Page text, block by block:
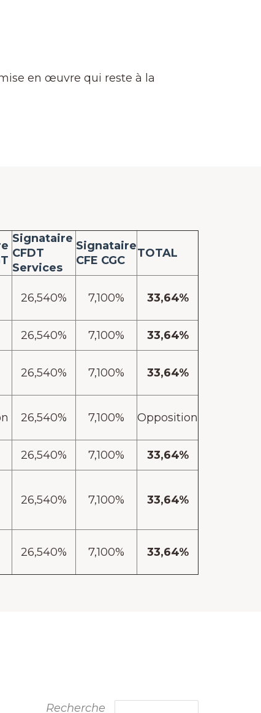
en œuvre qui reste à la
Signataire
CFDT
Services
Signataire
CFE CGC
TOTAL
26,540% 7,100% 33,64%
26,540% 7,100% 33,64%
26,540% 7,100% 33,64%
26,540% 7,100% Opposition
26,540% 7,100% 33,64%
26,540% 7,100% 33,64%
26,540% 7,100% 33,64%
Recherche